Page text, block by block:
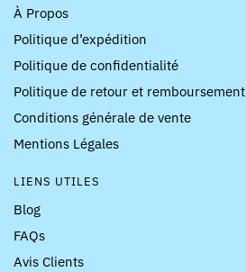
À Propos
Politique d’expédition
Politique de confidentialité
Politique de retour et remboursement
Conditions générale de vente
Mentions Légales
LIENS UTILES
Blog
FAQs
Avis Clients